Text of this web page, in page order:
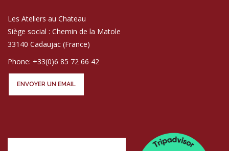
Les Ateliers au Chateau
Siège social : Chemin de la Matole
33140 Cadaujac (France)
Phone: +33(0)6 85 72 66 42
ENVOYER UN EMAIL